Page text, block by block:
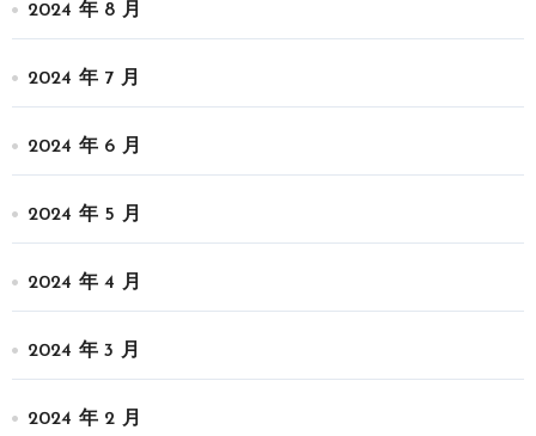
2024 年 8 月
2024 年 7 月
2024 年 6 月
2024 年 5 月
2024 年 4 月
2024 年 3 月
2024 年 2 月